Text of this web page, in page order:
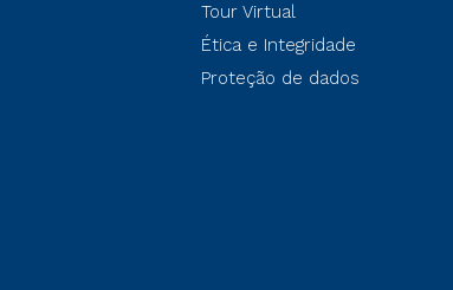
Tour Virtual
Ética e Integridade
Proteção de dados